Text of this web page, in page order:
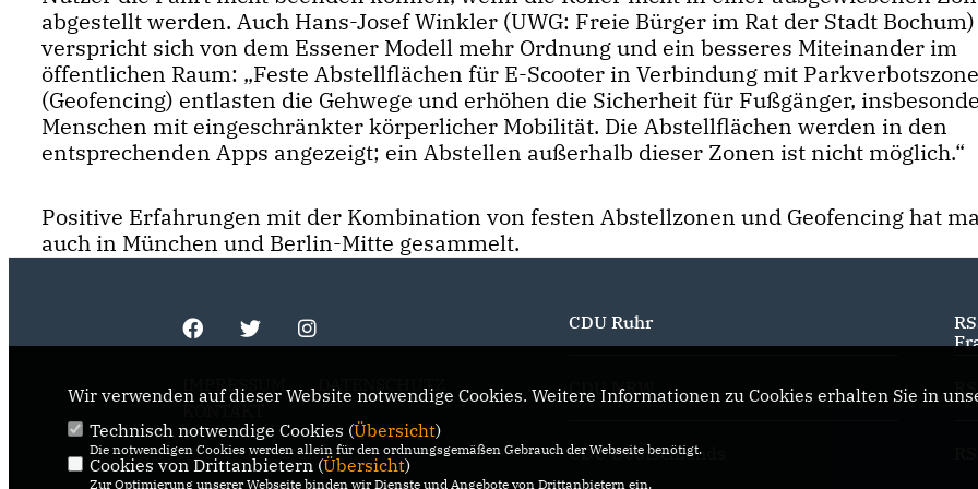
abgestellt werden. Auch Hans-Josef Winkler (UWG: Freie Bürger im Rat der Stadt Bochum)
verspricht sich von dem Essener Modell mehr Ordnung und ein besseres Miteinander im
öffentlichen Raum: „Feste Abstellflächen für E-Scooter in Verbindung mit
(Geofencing) entlasten die Gehwege und erhöhen die Sicherheit für Fußgänger,
Menschen mit eingeschränkter körperlicher Mobilität. Die Abstellflächen werden in den
entsprechenden Apps angezeigt; ein Abstellen außerhalb dieser Zonen ist nicht möglich.“
Positive Erfahrungen mit der Kombination von festen Abstellzonen und Geofencing hat
auch in München und Berlin-Mitte gesammelt.
IMPRESSUM
DATENSCHUTZ
CDU Ruhr
CDU NRW
CDU Deutschlands
Wir verwenden auf dieser Website notwendige Cookies. Weitere Informationen zu Cookies erhalten Sie in
Technisch notwendige Cookies (Übersicht)
Die notwendigen Cookies werden allein für den ordnungsgemäßen Gebrauch der Webseite benötigt.
Cookies von Drittanbietern (Übersicht)
Zur Optimierung unserer Webseite binden wir Dienste und Angebote von Drittanbietern ein.